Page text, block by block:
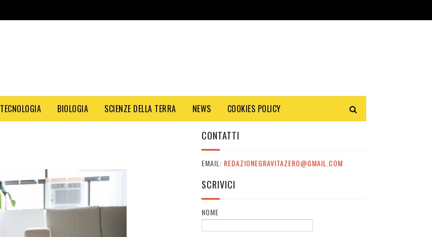
TECNOLOGIA BIOLOGIA SCIENZE DELLA TERRA NEWS COOKIES POLICY
CONTATTI
EMAIL: REDAZIONEGRAVITAZERO@GMAIL.COM
SCRIVICI
NOME